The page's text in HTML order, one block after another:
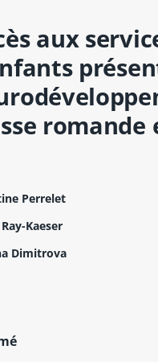
aux
Perrelet
Kaeser
Dimitrova